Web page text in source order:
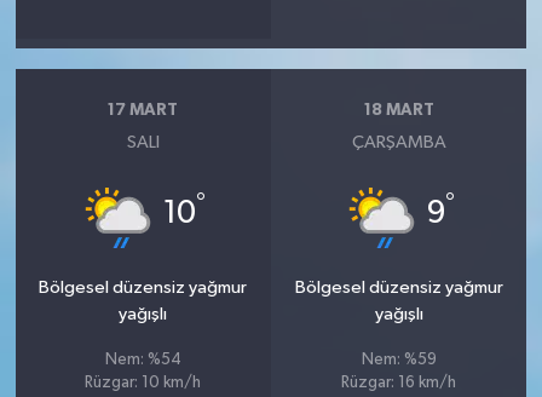
17 MART
SALI
10°
Bölgesel düzensiz yağmur
yağışlı
Nem: %54
Rüzgar: 10 km/h
18 MART
ÇARŞAMBA
9°
Bölgesel düzensiz yağmur
yağışlı
Nem: %59
Rüzgar: 16 km/h